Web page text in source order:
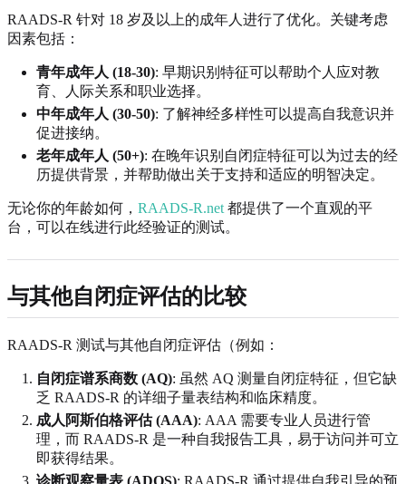
RAADS-R 针对 18 岁及以上的成年人进行了优化。关键考虑
因素包括：
青年成年人 (18-30): 早期识别特征可以帮助个人应对教
育、人际关系和职业选择。
中年成年人 (30-50): 了解神经多样性可以提高自我意识并
促进接纳。
老年成年人 (50+): 在晚年识别自闭症特征可以为过去的经
历提供背景，并帮助做出关于支持和适应的明智决定。
无论你的年龄如何， RAADS-R.net 都提供了一个直观的平
台，可以在线进行此经验证的测试。
与其他自闭症评估的比较
RAADS-R 测试与其他自闭症评估（例如：
自闭症谱系商数 (AQ): 虽然 AQ 测量自闭症特征，但它缺
乏 RAADS-R 的详细子量表结构和临床精度。
成人阿斯伯格评估 (AAA): AAA 需要专业人员进行管
理，而 RAADS-R 是一种自我报告工具，易于访问并可立
即获得结果。
诊断观察量表 (ADOS): RAADS-R 通过提供自我引导的预